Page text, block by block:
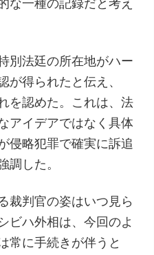
な一種の記録だと考え
別法廷の所在地がハー
が得られたと伝え、
を認めた。これは、法
アイデアではなく具体
侵略犯罪で確実に訴追
調した。
裁判官の姿はいつ見ら
ビハ外相は、今回のよ
常に手続きが伴うと